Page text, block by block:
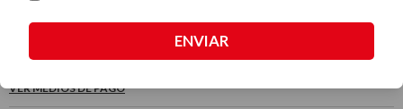
VER MEDIOS DE PAGO
ENVIAR